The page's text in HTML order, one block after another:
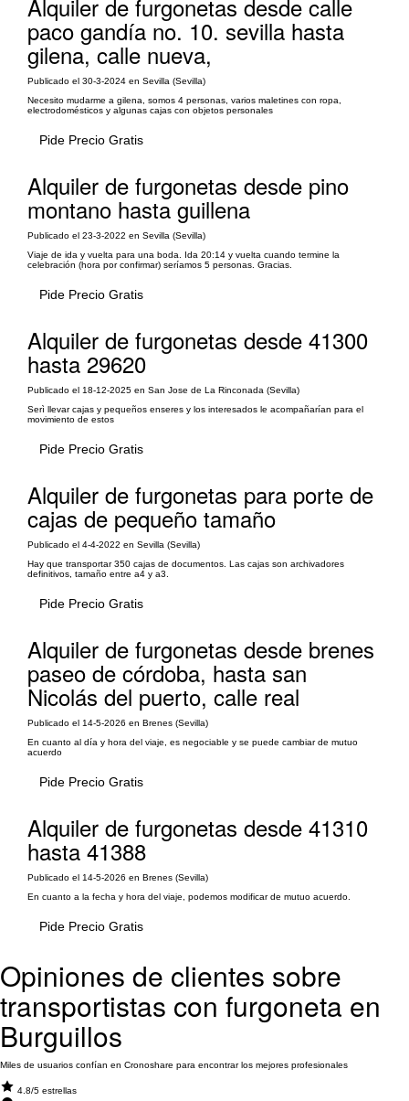
Alquiler de furgonetas desde calle
paco gandía no. 10. sevilla hasta
gilena, calle nueva,
Publicado el 30-3-2024 en Sevilla (Sevilla)
Necesito mudarme a gilena, somos 4 personas, varios maletines con ropa,
electrodomésticos y algunas cajas con objetos personales
Pide Precio Gratis
Alquiler de furgonetas desde pino
montano hasta guillena
Publicado el 23-3-2022 en Sevilla (Sevilla)
Viaje de ida y vuelta para una boda. Ida 20:14 y vuelta cuando termine la
celebración (hora por confirmar) seríamos 5 personas. Gracias.
Pide Precio Gratis
Alquiler de furgonetas desde 41300
hasta 29620
Publicado el 18-12-2025 en San Jose de La Rinconada (Sevilla)
Serì llevar cajas y pequeños enseres y los interesados le acompañarían para el
movimiento de estos
Pide Precio Gratis
Alquiler de furgonetas para porte de
cajas de pequeño tamaño
Publicado el 4-4-2022 en Sevilla (Sevilla)
Hay que transportar 350 cajas de documentos. Las cajas son archivadores
definitivos, tamaño entre a4 y a3.
Pide Precio Gratis
Alquiler de furgonetas desde brenes
paseo de córdoba, hasta san
Nicolás del puerto, calle real
Publicado el 14-5-2026 en Brenes (Sevilla)
En cuanto al día y hora del viaje, es negociable y se puede cambiar de mutuo
acuerdo
Pide Precio Gratis
Alquiler de furgonetas desde 41310
hasta 41388
Publicado el 14-5-2026 en Brenes (Sevilla)
En cuanto a la fecha y hora del viaje, podemos modificar de mutuo acuerdo.
Pide Precio Gratis
Opiniones de clientes sobre
transportistas con furgoneta en
Burguillos
Miles de usuarios confían en Cronoshare para encontrar los mejores profesionales
4.8/5 estrellas